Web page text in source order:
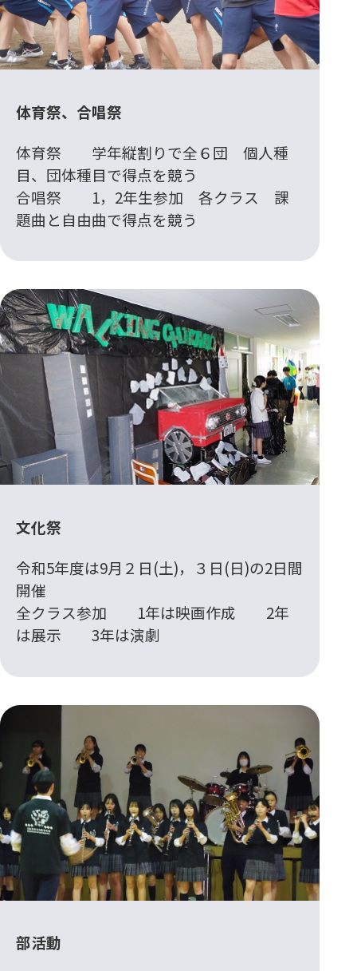
体育祭、合唱祭
体育祭 学年縦割りで全６団 個人種
目、団体種目で得点を競う
合唱祭 1，2年生参加 各クラス 課
題曲と自由曲で得点を競う
文化祭
令和5年度は9月２日(土)，３日(日)の2日間
開催
全クラス参加 1年は映画作成 2年
は展示 3年は演劇
部活動